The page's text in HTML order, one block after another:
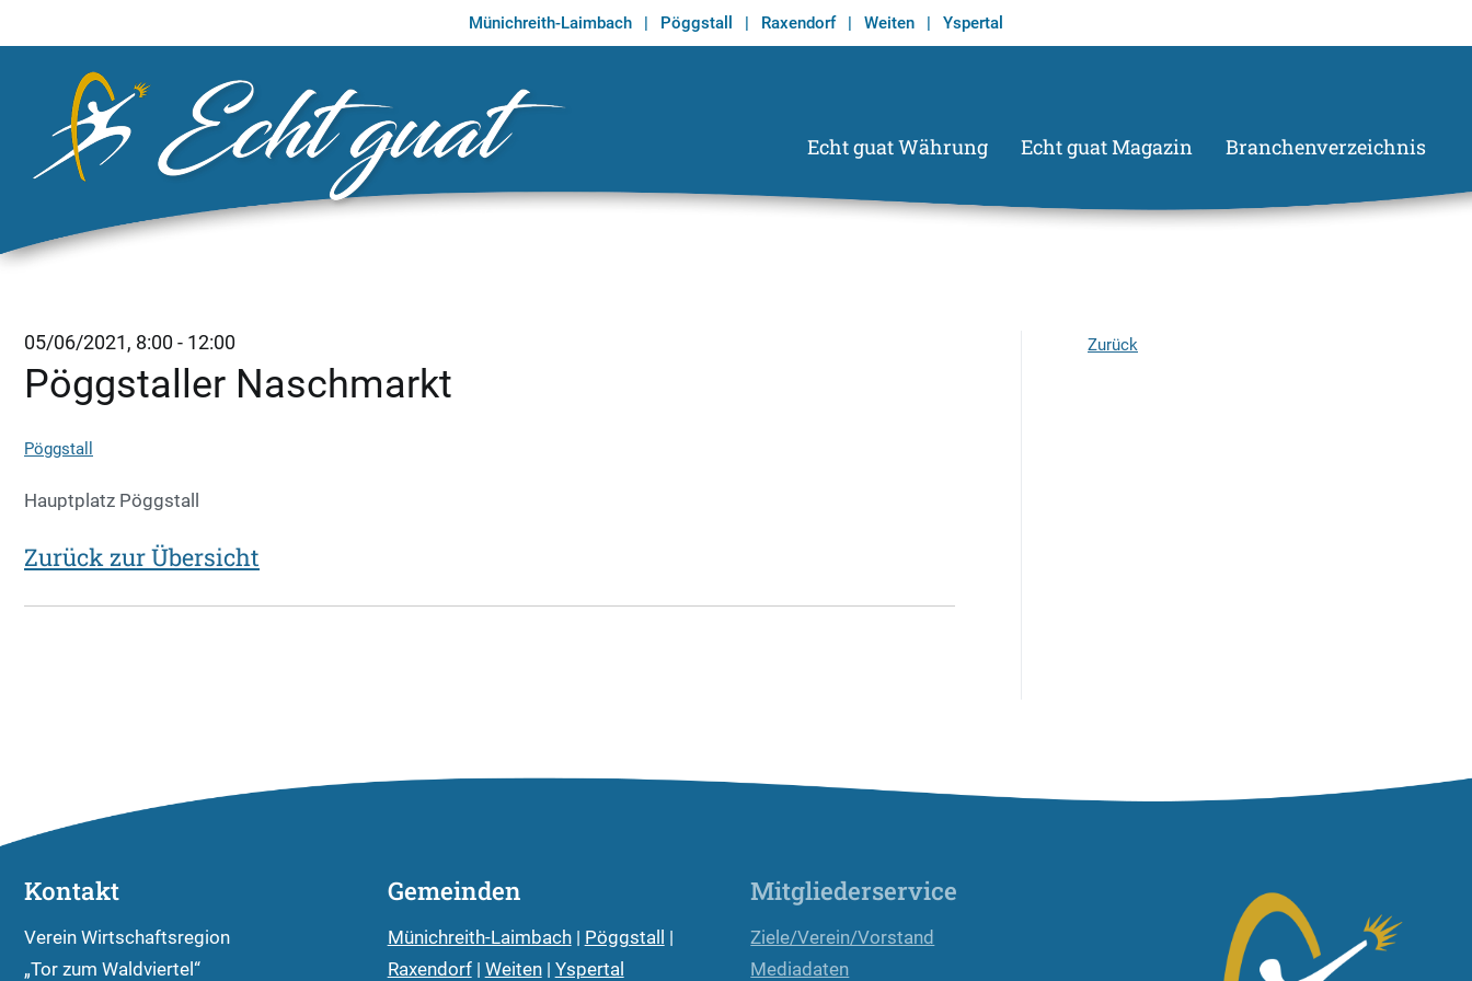
Inhalt
Münichreith-Laimbach | Pöggstall | Raxendorf | Weiten | Yspertal
Wirtschaftsregion Tor zum WaldviertelEcht guat Währung Echt guat Magazin Branchenverzeichnis
05/06/2021, 8:00 - 12:00
Pöggstaller Naschmarkt
Pöggstall
Hauptplatz Pöggstall
Zurück zur Übersicht
Zurück
Kontakt
Verein Wirtschaftsregion
„Tor zum Waldviertel“
Gemeinden
Münichreith-Laimbach| Pöggstall
Raxendorf| Weiten| Yspertal
Mitgliederservice
Ziele/Verein/Vorstand
Mediadaten